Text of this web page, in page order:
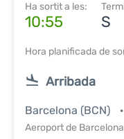
Ha sortit a les:
10:55 S
Hora planificada de
Arribada
Barcelona (BCN)
Aeroport de